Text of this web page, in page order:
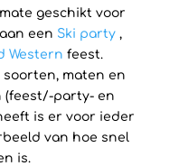
geschikt voor
een Ski party,
Western feest.
maten en
(feest/-party- en
is er voor ieder
van hoe snel
is.